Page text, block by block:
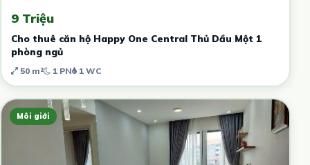
9 Triệu
Cho thuê căn hộ Happy One Central Thủ Dầu Một 1
phòng ngủ
50 m² 1 PN 1 WC
Môi giới